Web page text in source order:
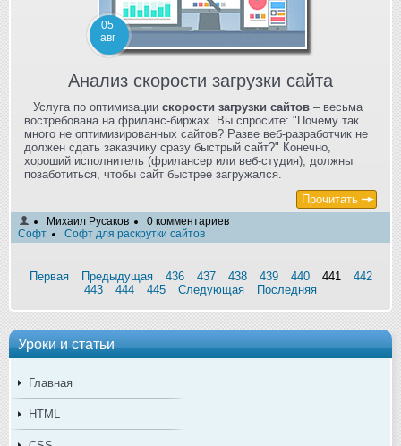
Уроки и статьи
Главная
HTML
05
авг
Анализ скорости загрузки сайта
Услуга по оптимизации скорости загрузки сайтов – весьма
востребована на фриланс-биржах. Вы спросите: "Почему так
много не оптимизированных сайтов? Разве веб-разработчик не
должен сдать заказчику сразу быстрый сайт?" Конечно,
хороший исполнитель (фрилансер или веб-студия), должны
позаботиться, чтобы сайт быстрее загружался.
Прочитать
Михаил Русаков
0 комментариев
Софт
Софт для раскрутки сайтов
Первая Предыдущая 436 437 438 439 440 441
442
443
444 445 Следующая Последняя